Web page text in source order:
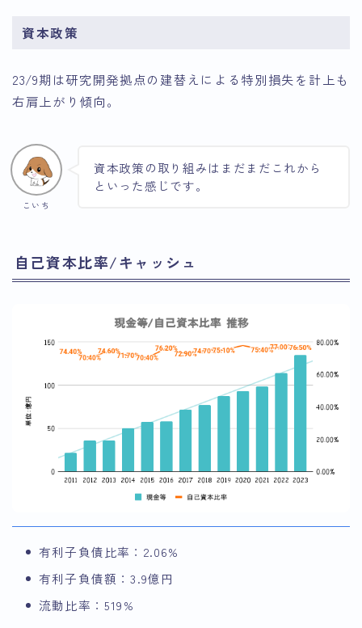
資本政策
23/9期は研究開発拠点の建替えによる特別損失を計上も
右肩上がり傾向。
こいち
資本政策の取り組みはまだまだこれから
といった感じです。
自己資本比率/キャッシュ
有利子負債比率：2.06%
有利子負債額：3.9億円
流動比率：519%